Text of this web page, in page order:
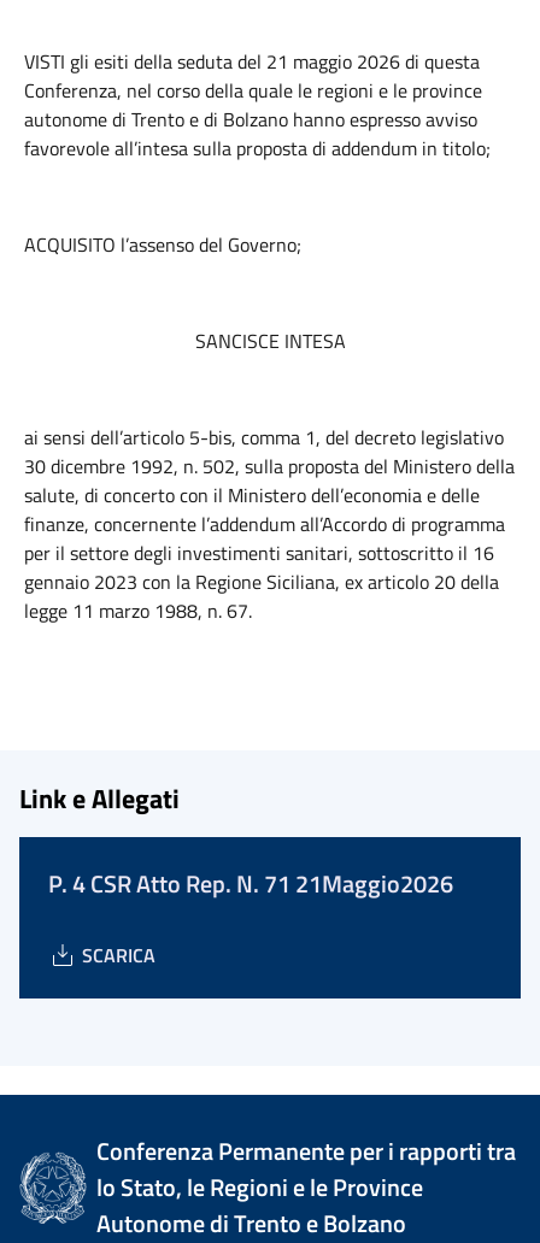
VISTI gli esiti della seduta del 21 maggio 2026 di questa
Conferenza, nel corso della quale le regioni e le province
autonome di Trento e di Bolzano hanno espresso avviso
favorevole all’intesa sulla proposta di addendum in titolo;
ACQUISITO l’assenso del Governo;
SANCISCE INTESA
ai sensi dell’articolo 5-bis, comma 1, del decreto legislativo
30 dicembre 1992, n. 502, sulla proposta del Ministero della
salute, di concerto con il Ministero dell’economia e delle
finanze, concernente l’addendum all’Accordo di programma
per il settore degli investimenti sanitari, sottoscritto il 16
gennaio 2023 con la Regione Siciliana, ex articolo 20 della
legge 11 marzo 1988, n. 67.
Link e Allegati
P. 4 CSR Atto Rep. N. 71 21Maggio2026
SCARICA
Conferenza Permanente per i rapporti tra
lo Stato, le Regioni e le Province
Autonome di Trento e Bolzano